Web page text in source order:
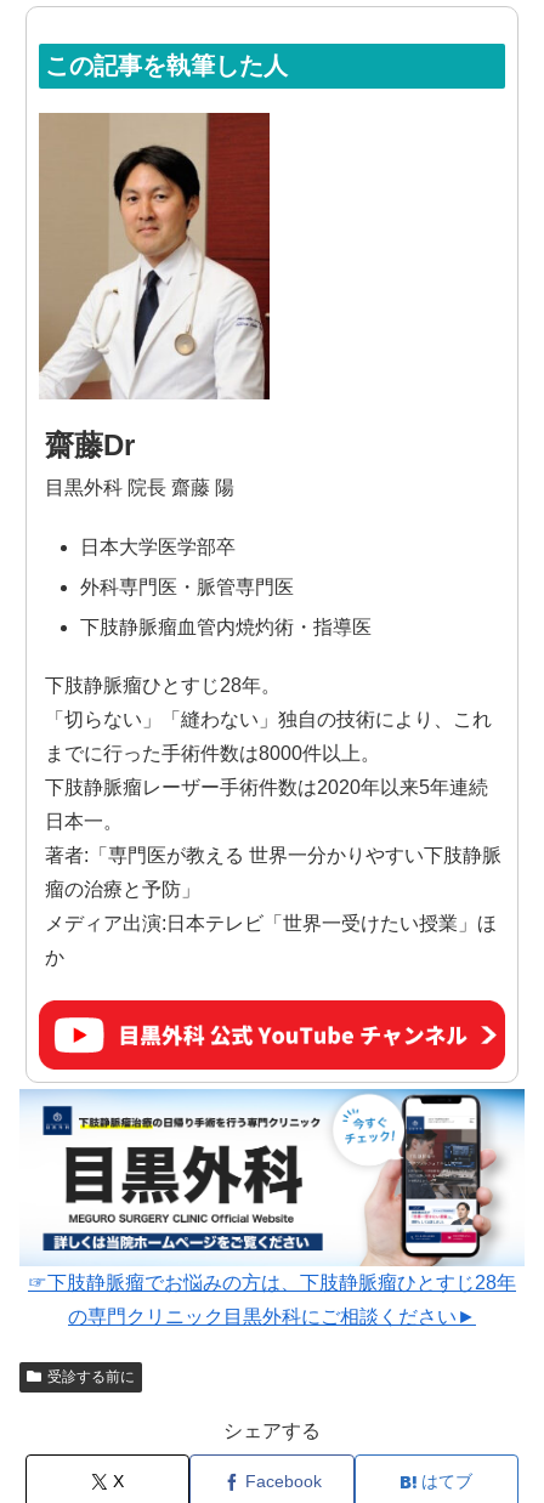
この記事を執筆した人
齋藤Dr
目黒外科 院長 齋藤 陽
日本大学医学部卒
外科専門医・脈管専門医
下肢静脈瘤血管内焼灼術・指導医
下肢静脈瘤ひとすじ28年。
「切らない」「縫わない」独自の技術により、これ
までに行った手術件数は8000件以上。
下肢静脈瘤レーザー手術件数は2020年以来5年連続
日本一。
著者:「専門医が教える 世界一分かりやすい下肢静脈
瘤の治療と予防」
メディア出演:日本テレビ「世界一受けたい授業」ほ
か
☞下肢静脈瘤でお悩みの方は、下肢静脈瘤ひとすじ28年
の専門クリニック目黒外科にご相談ください►
受診する前に
シェアする
X Facebook はてブ